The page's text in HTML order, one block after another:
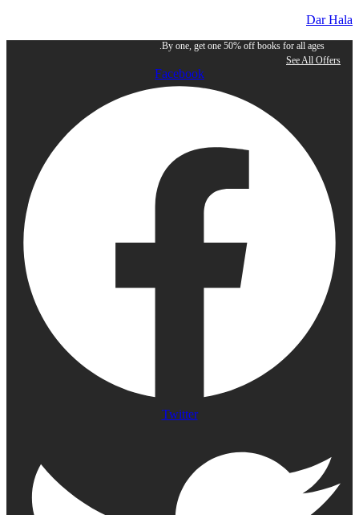
Dar Hala
By one, get one 50% off books for all ages.
See All Offers
Facebook
Twitter